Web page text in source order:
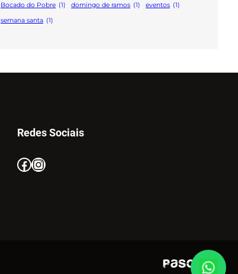
Bocado do Pobre (1) domingo de ramos (1) eventos (1)
semana santa (1)
Redes Sociais
Facebook Instagram